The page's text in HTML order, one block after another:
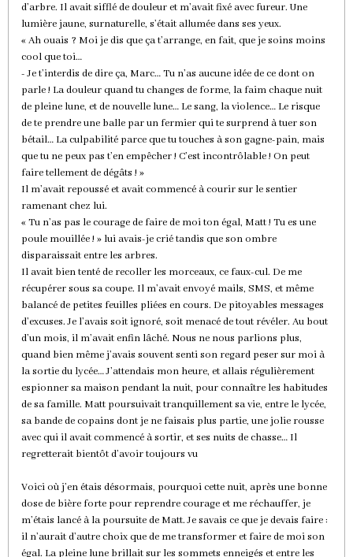
d’arbre. Il avait sifflé de douleur et m’avait fixé avec fureur. Une
lumière jaune, surnaturelle, s’était allumée dans ses yeux.
« Ah ouais ? Moi je dis que ça t’arrange, en fait, que je soins moins
cool que toi…
- Je t’interdis de dire ça, Marc… Tu n’as aucune idée de ce dont on
parle ! La douleur quand tu changes de forme, la faim chaque nuit
de pleine lune, et de nouvelle lune… Le sang, la violence… Le risque
de te prendre une balle par un fermier qui te surprend à tuer son
bétail… La culpabilité parce que tu touches à son gagne-pain, mais
que tu ne peux pas t’en empêcher ! C’est incontrôlable ! On peut
faire tellement de dégâts ! »
Il m’avait repoussé et avait commencé à courir sur le sentier
ramenant chez lui.
« Tu n’as pas le courage de faire de moi ton égal, Matt ! Tu es une
poule mouillée ! » lui avais-je crié tandis que son ombre
disparaissait entre les arbres.
Il avait bien tenté de recoller les morceaux, ce faux-cul. De me
récupérer sous sa coupe. Il m’avait envoyé mails, SMS, et même
balancé de petites feuilles pliées en cours. De pitoyables messages
d’excuses. Je l’avais soit ignoré, soit menacé de tout révéler. Au bout
d’un mois, il m’avait enfin lâché. Nous ne nous parlions plus,
quand bien même j’avais souvent senti son regard peser sur moi à
la sortie du lycée… J’attendais mon heure, et allais régulièrement
espionner sa maison pendant la nuit, pour connaître les habitudes
de sa famille. Matt poursuivait tranquillement sa vie, entre le lycée,
sa bande de copains dont je ne faisais plus partie, une jolie rousse
avec qui il avait commencé à sortir, et ses nuits de chasse… Il
regretterait bientôt d’avoir toujours vu
Voici où j’en étais désormais, pourquoi cette nuit, après une bonne
dose de bière forte pour reprendre courage et me réchauffer, je
m’étais lancé à la poursuite de Matt. Je savais ce que je devais faire :
il n’aurait d’autre choix que de me transformer et faire de moi son
égal. La pleine lune brillait sur les sommets enneigés et entre les